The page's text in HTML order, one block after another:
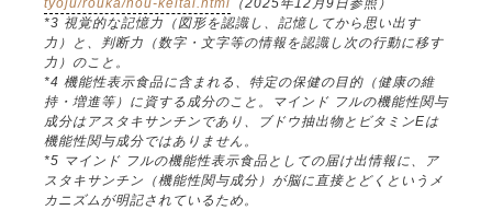
*3 視覚的な記憶力（図形を認識し、記憶してから思い出す
力）と、判断力（数字・文字等の情報を認識し次の行動に移す
力）のこと。
*4 機能性表示食品に含まれる、特定の保健の目的（健康の維
持・増進等）に資する成分のこと。マインド フルの機能性関与
成分はアスタキサンチンであり、ブドウ抽出物とビタミンEは
機能性関与成分ではありません。
*5 マインド フルの機能性表示食品としての届け出情報に、ア
スタキサンチン（機能性関与成分）が脳に直接とどくというメ
カニズムが明記されているため。